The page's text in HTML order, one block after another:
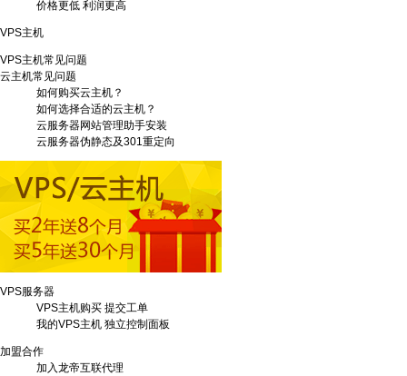
价格更低 利润更高
VPS主机
VPS主机常见问题
云主机常见问题
如何购买云主机？
如何选择合适的云主机？
云服务器网站管理助手安装
云服务器伪静态及301重定向
VPS服务器
VPS主机购买 提交工单
我的VPS主机 独立控制面板
加盟合作
加入龙帝互联代理